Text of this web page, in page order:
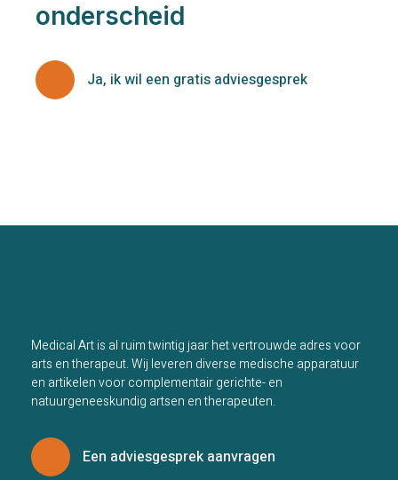
onderscheid
Ja, ik wil een gratis adviesgesprek
Medical Art is al ruim twintig jaar het vertrouwde adres voor
arts en therapeut. Wij leveren diverse medische apparatuur
en artikelen voor complementair gerichte- en
natuurgeneeskundig artsen en therapeuten.
Een adviesgesprek aanvragen